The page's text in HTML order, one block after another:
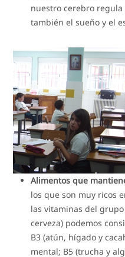
nuestro cerebro
también el sueño y el
Alimentos que
los que son muy ricos
las vitaminas del
cerveza) podemos
B3 (atún, hígado y
mental; B5 (trucha y